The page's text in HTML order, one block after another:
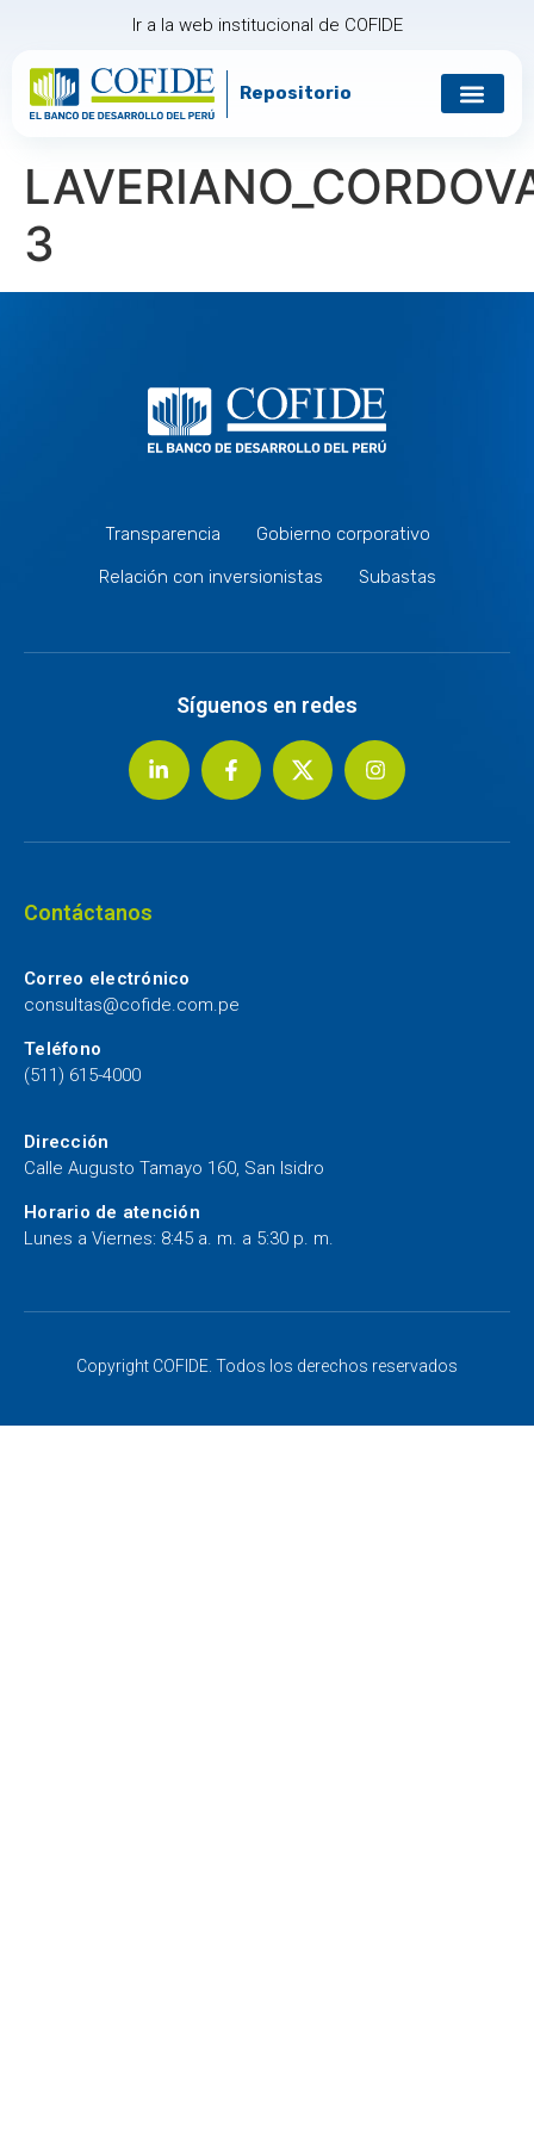
Ir a la web institucional de COFIDE
Repositorio
3
Transparencia
Gobierno corporativo
Relación con inversionistas
Subastas
Síguenos en redes
Contáctanos
Correo electrónico
consultas@cofide.com.pe
Teléfono
(511) 615-4000
Dirección
Calle Augusto Tamayo 160, San Isidro
Horario de atención
Lunes a Viernes: 8:45 a. m. a 5:30 p. m.
Copyright COFIDE. Todos los derechos reservados